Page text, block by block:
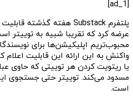
[ad_1]
عرضه کرد که تقریبا شبیه به توییتر
محبوب‌تریم اپلیکیشن‌ها برای
واکنش به این ارائه این قابلیت
مسدود می‌کند. توییتر حتی جستجوی
است.